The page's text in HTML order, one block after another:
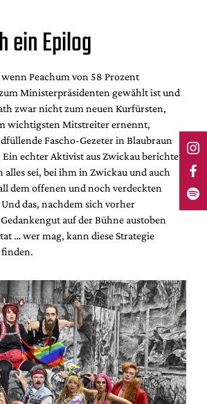
ein Epilog
wenn Peachum von 58 Prozent
Ministerpräsidenten gewählt ist und
zwar nicht zum neuen Kurfürsten,
wichtigsten Mitstreiter ernennt,
Fascho-Gezeter in Blaubraun
echter Aktivist aus Zwickau berichtet,
sei, bei ihm in Zwickau und auch
dem offenen und noch verdeckten
das, nachdem sich vorher
auf der Bühne austoben
… wer mag, kann diese Strategie
finden.